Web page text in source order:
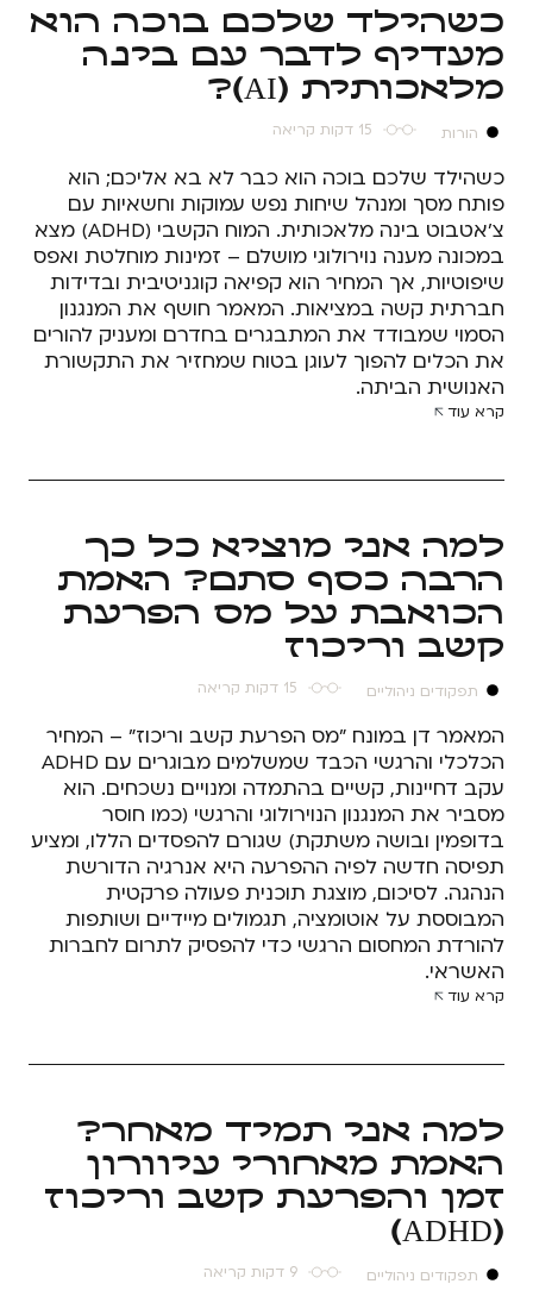
כשהילד שלכם בוכה הוא
מעדיף לדבר עם בינה
מלאכותית (AI)?
הורות 15 דקות קריאה
כשהילד שלכם בוכה הוא כבר לא בא אליכם; הוא
פותח מסך ומנהל שיחות נפש עמוקות וחשאיות עם
צ'אטבוט בינה מלאכותית. המוח הקשבי (ADHD) מצא
במכונה מענה נוירולוגי מושלם – זמינות מוחלטת ואפס
שיפוטיות, אך המחיר הוא קפיאה קוגניטיבית ובדידות
חברתית קשה במציאות. המאמר חושף את המנגנון
הסמוי שמבודד את המתבגרים בחדרם ומעניק להורים
את הכלים להפוך לעוגן בטוח שמחזיר את התקשורת
האנושית הביתה.
קרא עוד
למה אני מוציא כל כך
הרבה כסף סתם? האמת
הכואבת על מס הפרעת
קשב וריכוז
תפקודים ניהוליים 15 דקות קריאה
המאמר דן במונח "מס הפרעת קשב וריכוז" – המחיר
הכלכלי והרגשי הכבד שמשלמים מבוגרים עם ADHD
עקב דחיינות, קשיים בהתמדה ומנויים נשכחים. הוא
מסביר את המנגנון הנוירולוגי והרגשי (כמו חוסר
בדופמין ובושה משתקת) שגורם להפסדים הללו, ומציע
תפיסה חדשה לפיה ההפרעה היא אנרגיה הדורשת
הנהגה. לסיכום, מוצגת תוכנית פעולה פרקטית
המבוססת על אוטומציה, תגמולים מיידיים ושותפות
להורדת המחסום הרגשי כדי להפסיק לתרום לחברות
האשראי.
קרא עוד
למה אני תמיד מאחר?
האמת מאחורי עיוורון
זמן והפרעת קשב וריכוז
(ADHD)
תפקודים ניהוליים 9 דקות קריאה